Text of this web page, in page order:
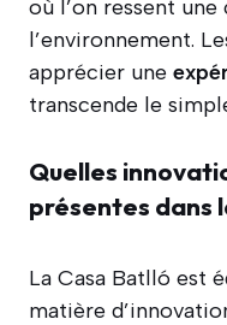
où l’on ressent
l’environnement.
apprécier une
transcende le
Quelles
présentes dans
La Casa Batlló est
matière